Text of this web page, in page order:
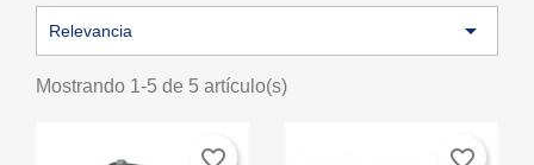
Relevancia 
Mostrando 1-5 de 5 artículo(s)
favorite_border favorite_border